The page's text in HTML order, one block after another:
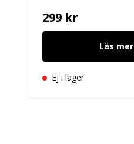
299 kr
Läs mer
Ej i lager